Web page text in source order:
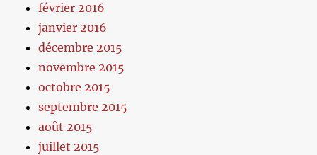
février 2016
janvier 2016
décembre 2015
novembre 2015
octobre 2015
septembre 2015
août 2015
juillet 2015